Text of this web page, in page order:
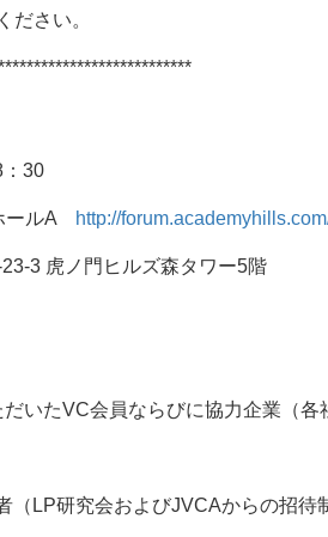
ださい。
30
ールA http://
3 虎ノ門ヒルズ森タワー5階
いたVC会員ならびに協力企業（各
（LP研究会およびJVCAからの招待